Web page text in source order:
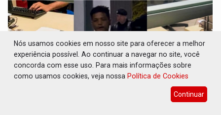
Nós usamos cookies em nosso site para oferecer a melhor
experiência possível. Ao continuar a navegar no site, você
concorda com esse uso. Para mais informações sobre
como usamos cookies, veja nossa Política de Cookies
Continuar